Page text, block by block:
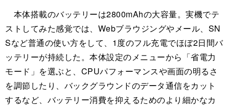
本体搭載のバッテリーは2800mAhの大容量。実機でテ
ストしてみた感覚では、Webブラウジングやメール、SN
Sなど普通の使い方をして、1度のフル充電でほぼ2日間バ
ッテリーが持続した。本体設定のメニューから「省電力
モード」を選ぶと、CPUパフォーマンスや画面の明るさ
を調節したり、バックグラウンドのデータ通信をカット
するなど、バッテリー消費を抑えるためのより細かなカ